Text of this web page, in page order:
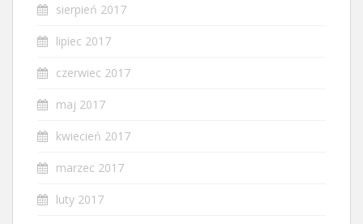
sierpień 2017
lipiec 2017
czerwiec 2017
maj 2017
kwiecień 2017
marzec 2017
luty 2017